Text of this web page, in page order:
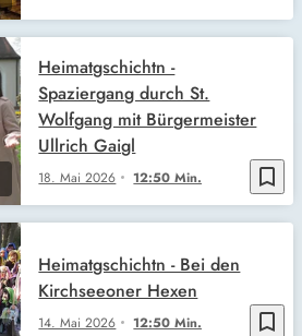
bookmark_border
18. Mai 2026 12:50 Min.
Heimatgschichtn -
Spaziergang durch St.
Wolfgang mit Bürgermeister
Ullrich Gaigl
bookmark_border
14. Mai 2026 12:50 Min.
Heimatgschichtn - Bei den
Kirchseeoner Hexen